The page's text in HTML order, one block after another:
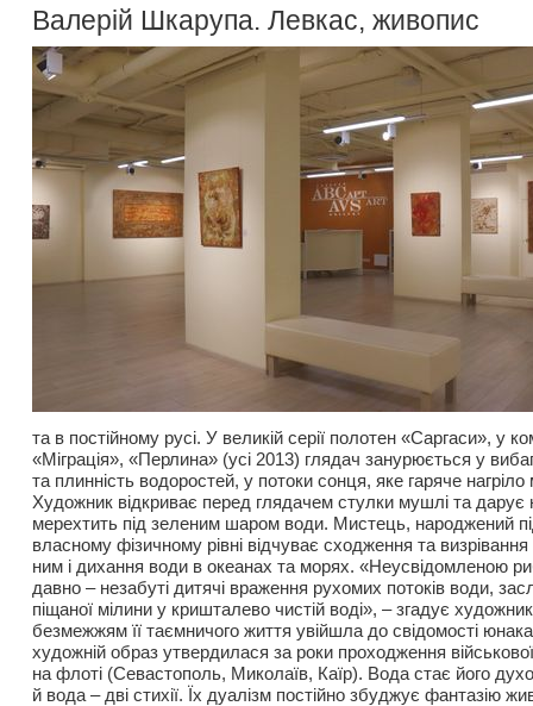
Валерій Шкарупа. Левкас, живопис
та в постійному русі. У великій серії полотен «Саргаси», у
«Міграція», «Перлина» (усі 2013) глядач занурюється у
та плинність водоростей, у потоки сонця, яке гаряче нагріло
Художник відкриває перед глядачем стулки мушлі та
мерехтить під зеленим шаром води. Мистець, народжений
власному фізичному рівні відчуває сходження та
ним і дихання води в океанах та морях. «Неусвідомленою
давно – незабуті дитячі враження рухомих потоків води,
піщаної мілини у кришталево чистій воді», – згадує
безмежжям її таємничого життя увійшла до свідомості
художній образ утвердилася за роки проходження
на флоті (Севастополь, Миколаїв, Каїр). Вода стає його
й вода – дві стихії. Їх дуалізм постійно збуджує фантазію